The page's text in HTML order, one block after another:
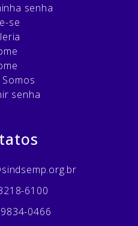
senha
se
senha
6100
0466